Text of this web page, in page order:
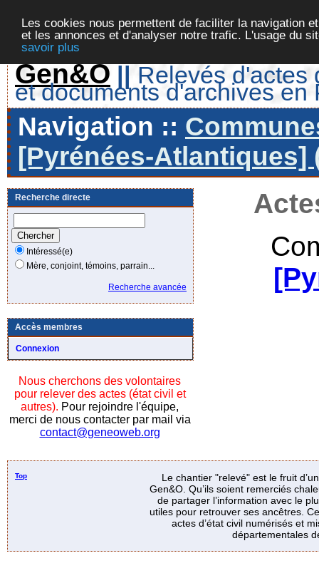
Les cookies nous permettent de faciliter la navigation
et les annonces et d'analyser notre trafic. L'usage du
savoir plus
Gen&O || Relevés d'actes
et documents d'archives en
Navigation ::
[Pyrénées-Atlantiques]
Recherche directe
Intéressé(e)
Mère, conjoint, témoins, parrain...
Recherche avancée
Accès membres
Connexion
Nous cherchons des volontaires
pour relever des actes (état civil et
autres). Pour rejoindre l'équipe,
merci de nous contacter par mail via
contact@geneoweb.org
Top
Le chantier "relevé" est le fruit
Gen&O. Qu’ils soient remerciés
de partager l’information avec le
utiles pour retrouver ses ancêtres.
actes d’état civil numérisés et
départementales